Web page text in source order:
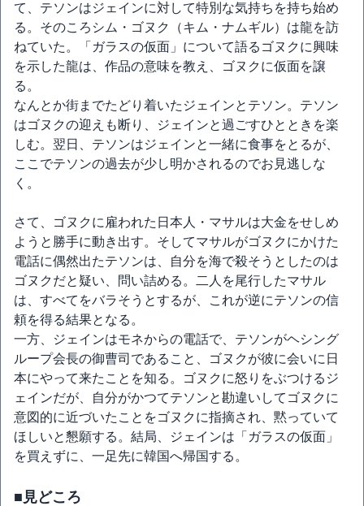
て、テソンはジェインに対して特別な気持ちを持ち始め
る。そのころシム・ゴヌク（キム・ナムギル）は龍を訪
ねていた。「ガラスの仮面」について語るゴヌクに興味
を示した龍は、作品の意味を教え、ゴヌクに仮面を譲
る。
なんとか街までたどり着いたジェインとテソン。テソン
はゴヌクの迎えも断り、ジェインと過ごすひとときを楽
しむ。翌日、テソンはジェインと一緒に食事をとるが、
ここでテソンの過去が少し明かされるのでお見逃しな
く。
さて、ゴヌクに雇われた日本人・マサルは大金をせしめ
ようと勝手に動き出す。そしてマサルがゴヌクにかけた
電話に偶然出たテソンは、自分を海で殺そうとしたのは
ゴヌクだと疑い、問い詰める。二人を尾行したマサル
は、すべてをバラそうとするが、これが逆にテソンの信
頼を得る結果となる。
一方、ジェインはモネからの電話で、テソンがヘシング
ループ会長の御曹司であること、ゴヌクが彼に会いに日
本にやって来たことを知る。ゴヌクに怒りをぶつけるジ
ェインだが、自分がかつてテソンと勘違いしてゴヌクに
意図的に近づいたことをゴヌクに指摘され、黙っていて
ほしいと懇願する。結局、ジェインは「ガラスの仮面」
を買えずに、一足先に韓国へ帰国する。
■見どころ